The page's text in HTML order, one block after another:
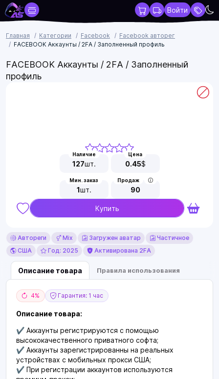
Войти
Главная Категории Facebook
Facebook авторег
FACEBOOK Аккаунты / 2FA / Заполненный профиль
FACEBOOK Аккаунты / 2FA / Заполненный
профиль
Наличие
127шт.
Цена
0.45$
Мин. заказ
1шт.
Продаж
90
Купить
Автореги Mix Загружен аватар
Частичное
США
Год: 2025 Активирована 2FA
Описание товара Правила использования
4% Гарантия: 1 час
Описание товара:
✔️ Аккаунты регистрируются с помощью
высококачественного приватного софта;
✔️ Аккаунты зарегистрированны на реальных
устройствах с мобильных прокси США;
✔️ При регистрации аккаунтов используются